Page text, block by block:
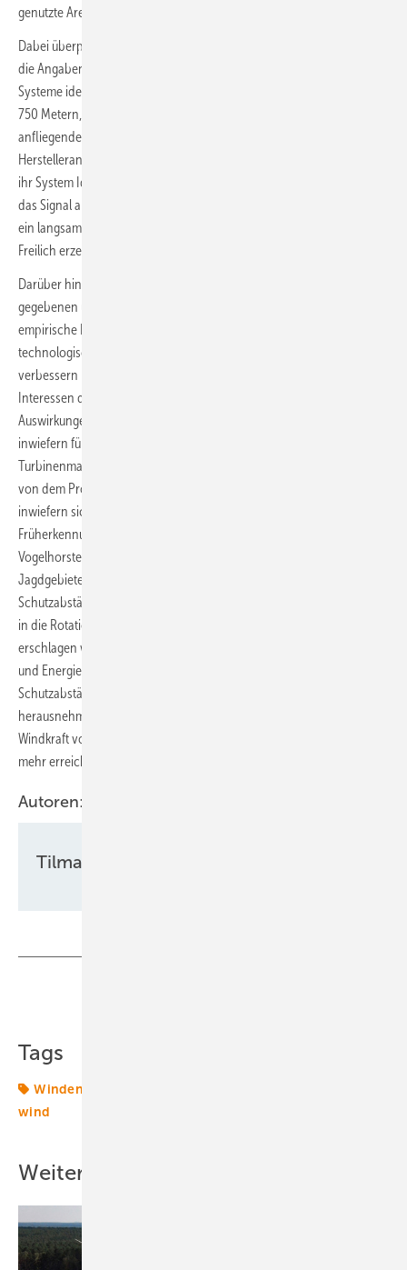
genutzte Areale.
Dabei überprüfen die Brandenburger Forscher zunächst, wie genau
die Angaben der Hersteller der Antikollisionssysteme zutreffen. Diese
Systeme identifizieren Vögel wie Rotmilane in Entfernungen von bis zu
750 Metern, mit einer Erfassungsrate von 92 Prozent der
anfliegenden Tiere sowie einer Tier-Erkennungsrate von 97,5, darf
Herstellerangaben wie etwa denen der Firma Arsu GmbH bezogen auf
ihr System Identiflight geglaubt werden. Die Systeme geben daraufhin
das Signal an die Anlagensteuerungen, woraufhin die Windrotoren in
ein langsames und für Vögel ungefährliches Trudeln übergehen.
Freilich erzeugen sie dann auch fast keinen Strom mehr.
Darüber hinaus will die HNEE will in dem von Brandenburg in Auftrag
gegebenen und mit 1,8 Millionen Euro geförderten Projekt auch
empirische Daten dafür liefern, dass sich die Systeme durch
technologische Fortentwicklung noch gezielt in ihrer Wirkung
verbessern lassen. Und schließlich soll auch eine Abwägung mit
Interessen der Windkraft stattfinden: Welche wirtschaftlichen
Auswirkungen haben solche bedarfsgerechten Abschaltungen und
inwiefern führen sie zu Abnutzungen und Ermüdungen des
Turbinenmaterials? Die brandenburgische Politik erhofft sich zudem
von dem Projekt eine Diskussionsgrundlage dafür zu gewinnen,
inwiefern sich durch den Einsatz solch automatisierter Vogel-
Früherkennungssysteme die pauschalen Schutzabstände um
Vogelhorste von Greifvögeln wie Rotmilane oder um deren
Jagdgebiete verringern oder teilweise abschaffen lassen. Diese
Schutzabstände sollen dazu führen, dass Vögel nicht signifikant häufig
in die Rotationen der Windturbinenflügel hineingeraten und davon
erschlagen werden. Doch besteht nach Angaben des Wirtschafts-
und Energieministeriums des Bundeslandes die Gefahr, dass diese
Schutzabstände zu viele Flächen aus der Windkraftnutzung
herausnehmen und damit die brandenburgische Zielsetzung für die
Windkraft von 10,5 Gigawatt Windenergiekapazität im Jahr 2030 nicht
mehr erreichen lassen.
Autoren:
Tilman Weber
Tags
Windenergie
wind
Weitere Inhalte